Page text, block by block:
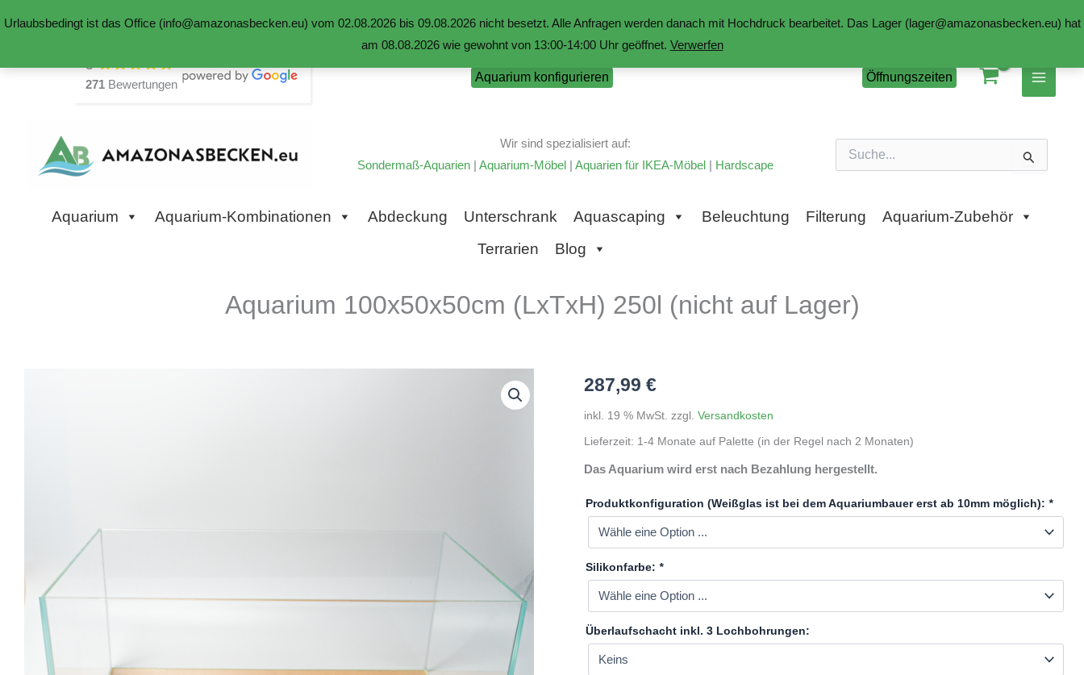
Urlaubsbedingt ist das Office (info@amazonasbecken.eu) vom 02.08.2026 bis 09.08.2026 nicht besetzt. Alle Anfragen werden danach mit Hochdruck bearbeitet. Das Lager (lager@amazonasbecken.eu) hat
am 08.08.2026 wie gewohnt von 13:00-14:00 Uhr geöffnet. Verwerfen
5
271 Bewertungen
Aquarium konfigurieren Öffnungszeiten
Wir sind spezialisiert auf:
Sondermaß-Aquarien | Aquarium-Möbel | Aquarien für IKEA-Möbel | Hardscape
nach:
Aquarium Aquarium-Kombinationen Abdeckung Unterschrank Aquascaping Beleuchtung Filterung
Aquarium-Zubehör
Terrarien
Blog
Aquarium 100x50x50cm (LxTxH) 250l (nicht auf Lager)
287,99€
inkl. 19 % MwSt. zzgl.Versandkosten
Lieferzeit: 1-4 Monate auf Palette (in der Regel nach 2 Monaten)
Das Aquarium wird erst nach Bezahlung hergestellt.
Produktkonfiguration (Weißglas ist bei dem Aquariumbauer erst ab 10mm möglich):*
Silikonfarbe:*
Überlaufschacht inkl. 3 Lochbohrungen: